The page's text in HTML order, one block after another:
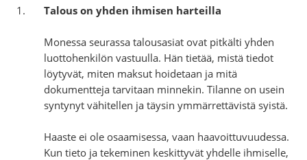
Talous on yhden ihmisen harteilla
Monessa seurassa talousasiat ovat pitkälti yhden
luottohenkilön vastuulla. Hän tietää, mistä tiedot
löytyvät, miten maksut hoidetaan ja mitä
dokumentteja tarvitaan minnekin. Tilanne on usein
syntynyt vähitellen ja täysin ymmärrettävistä syistä.
Haaste ei ole osaamisessa, vaan haavoittuvuudessa.
Kun tieto ja tekeminen keskittyvät yhdelle ihmiselle,